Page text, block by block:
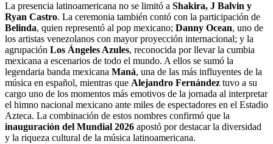
La presencia latinoamericana no se limitó a Shakira, J Balvin y
Ryan Castro. La ceremonia también contó con la participación de
Belinda, quien representó al pop mexicano; Danny Ocean, uno de
los artistas venezolanos con mayor proyección internacional; y la
agrupación Los Ángeles Azules, reconocida por llevar la cumbia
mexicana a escenarios de todo el mundo. A ellos se sumó la
legendaria banda mexicana Maná, una de las más influyentes de la
música en español, mientras que Alejandro Fernández tuvo a su
cargo uno de los momentos más emotivos de la jornada al interpretar
el himno nacional mexicano ante miles de espectadores en el Estadio
Azteca. La combinación de estos nombres confirmó que la
inauguración del Mundial 2026 apostó por destacar la diversidad
y la riqueza cultural de la música latinoamericana.